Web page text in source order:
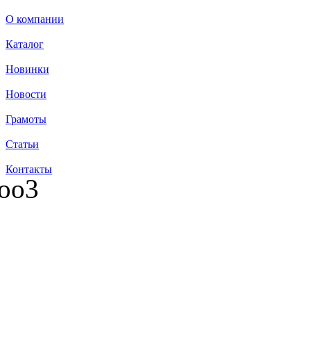
О компании
Каталог
Новинки
Новости
Грамоты
Статьи
Контакты